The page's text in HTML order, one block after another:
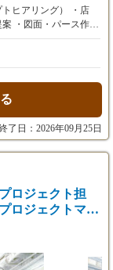
歳/5,800,000円
績連動型の決算賞与
ティブ制度
り
と同じです。
ヒアリング） ・店
・図面・パース作成
・施工チームとの連
幅広い空間に対応し
携わることができるた
る環境です。
了日：2026年09月25日
ロジェクト担
ロジェクトマネ